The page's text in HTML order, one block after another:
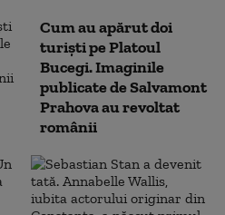
Cum au apărut doi
turiști pe Platoul
Bucegi. Imaginile
publicate de Salvamont
Prahova au revoltat
românii